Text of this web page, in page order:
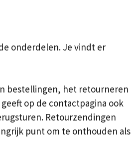
onderdelen. Je vindt er
bestellingen, het retourneren
op de contactpagina ook
Retourzendingen
punt om te onthouden als